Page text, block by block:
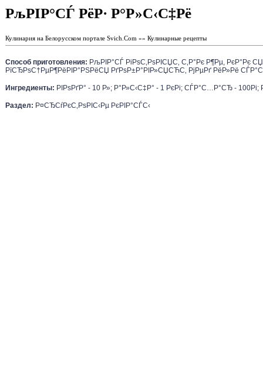
РљРІР°СЃ РёР· Р°Р»С‹С‡Рё
Кулинария на Белорусском портале Svich.Com »» Кулинарные рецепты
Способ приготовления: РљРІР°СЃ РіРѕС‚РѕРІСЏС‚ С‚Р°Рє Р¶Рµ,
РїСЂРѕС†РµР¶РёРІР°РЅРёСЏ РґРѕР±Р°РІР»СЏСЋС‚ РјРµРґ РёР»Рё
Ингредиенты: РІРѕРґР° - 10 Р»; Р°Р»С‹С‡Р° - 1 РєРі; СЃР°С…Р°СЂ -
Раздел: Р¤СЂСѓРєС‚РѕРІС‹Рµ РєРІР°СЃС‹